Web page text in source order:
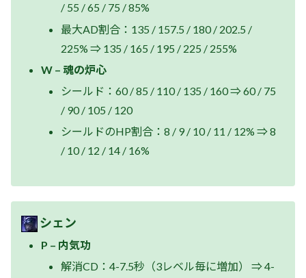
/ 55 / 65 / 75 / 85%
最大AD割合：135 / 157.5 / 180 / 202.5 /
225% ⇒ 135 / 165 / 195 / 225 / 255%
W – 魂の炉心
シールド：60 / 85 / 110 / 135 / 160 ⇒ 60 / 75
/ 90 / 105 / 120
シールドのHP割合：8 / 9 / 10 / 11 / 12% ⇒ 8
/ 10 / 12 / 14 / 16%
シェン
P – 内気功
解消CD：4-7.5秒（3レベル毎に増加） ⇒ 4-